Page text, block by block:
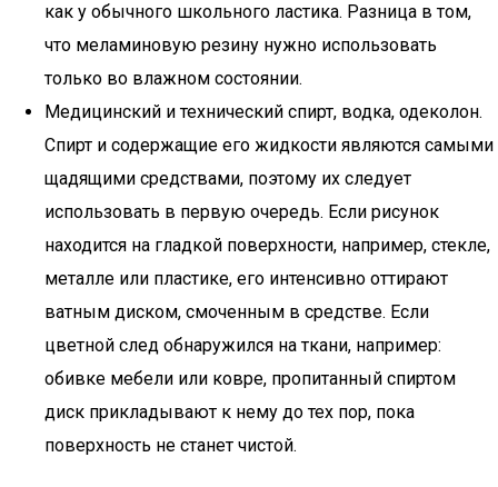
как у обычного школьного ластика. Разница в том,
что меламиновую резину нужно использовать
только во влажном состоянии.
Медицинский и технический спирт, водка, одеколон.
Спирт и содержащие его жидкости являются самыми
щадящими средствами, поэтому их следует
использовать в первую очередь. Если рисунок
находится на гладкой поверхности, например, стекле,
металле или пластике, его интенсивно оттирают
ватным диском, смоченным в средстве. Если
цветной след обнаружился на ткани, например:
обивке мебели или ковре, пропитанный спиртом
диск прикладывают к нему до тех пор, пока
поверхность не станет чистой.